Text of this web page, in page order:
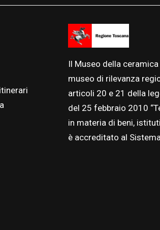
Il Museo della
museo di rilevanza
articoli 20 e 21 della
del 25 febbraio 2010
in materia di beni,
è accreditato al